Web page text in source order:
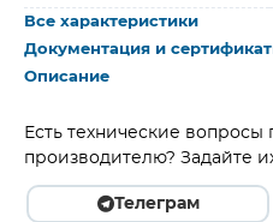
Все характеристики
Документация и
Описание
Есть технические вопросы
производителю? Задайте
Телеграм